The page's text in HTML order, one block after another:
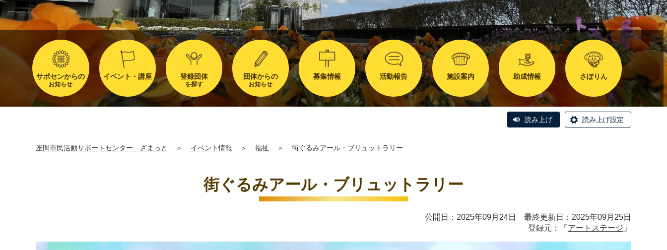
サポセンからの
お知らせ
イベント・講座 登録団体
を探す
団体からの
お知らせ
募集情報 活動報告 施設案内 助成情報 さぽりん
読み上げ 読み上げ設定
座間市民活動サポートセンター ざまっと ＞ イベント情報 ＞ 福祉 ＞ 街ぐるみアール・ブリュットラリー
街ぐるみアール・ブリュットラリー
公開日：2025年09月24日 最終更新日：2025年09月25日
登録元：「 アートステージ 」